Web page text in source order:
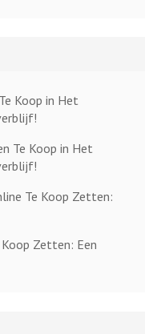
Koop in Het
Te Koop in Het
Te Koop Zetten:
Zetten: Een